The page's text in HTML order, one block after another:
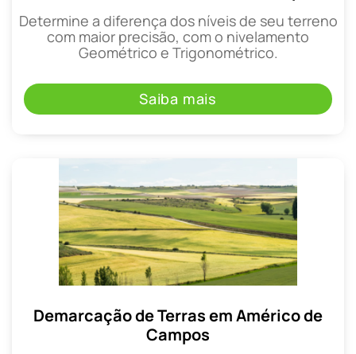
Determine a diferença dos níveis de seu terreno
com maior precisão, com o nivelamento
Geométrico e Trigonométrico.
Saiba mais
Demarcação de Terras em Américo de
Campos